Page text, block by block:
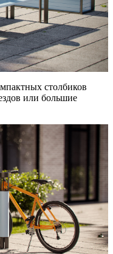
столбиков
или большие